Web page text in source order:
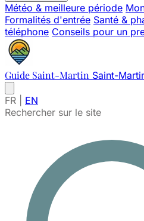
Météo & meilleure période
Formalités d'entrée Santé &
téléphone Conseils pour un
Guide Saint-Martin Saint-
FR
EN
Rechercher sur le site